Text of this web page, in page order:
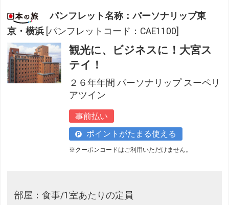
パンフレット名称：パーソナリップ東
京・横浜 [パンフレットコード：CAE1100]
観光に、ビジネスに！大宮ス
テイ！
２６年年間 パーソナリップ スーペリ
アツイン
事前払い
ポイントがたまる使える
※クーポンコードはご利用いただけません。
部屋：食事/1室あたりの定員
フリーセレクション・クーポンコードのご利用につ
いて
フリーセレクションをご利用いただけない商品
JR回数券類、ギフト券、外国通貨、直接契約型宿泊プラン、土
産品、旅行積立商品、当社が指定した商品が利用できません。
フリーセレクション・クーポンコードをご利用いただけな
旅館・ホテルなど宿泊施設での現地支払いにはご利用いただけま